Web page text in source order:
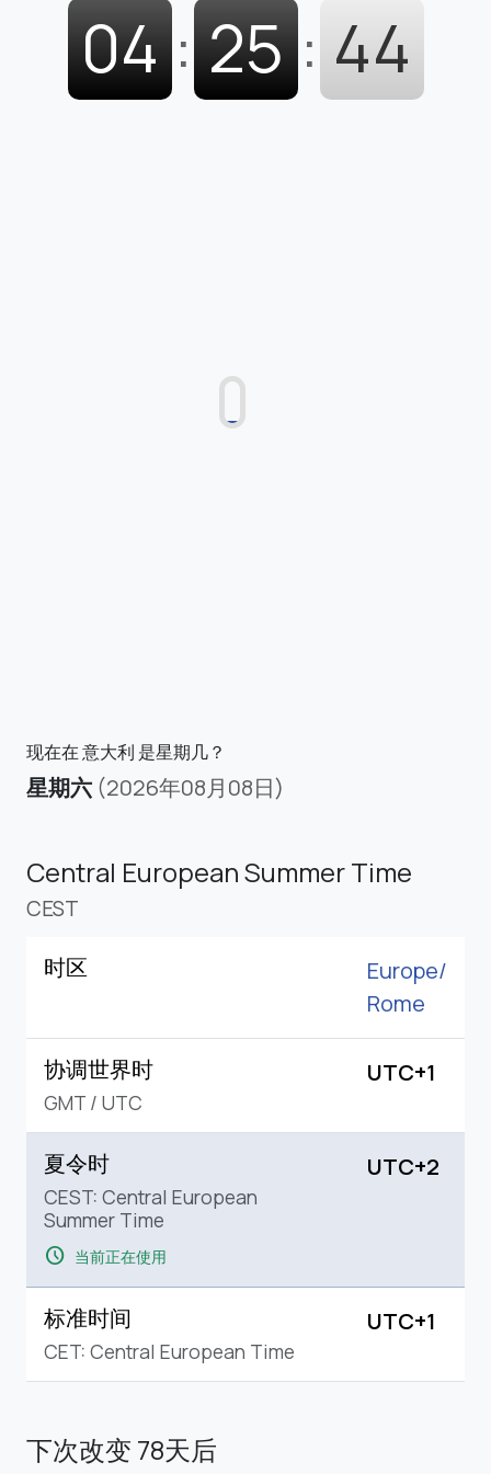
04 : 25 : 45
现在在 意大利 是星期几？
星期六 (2026年08月08日)
Central European Summer Time
CEST
时区
Europe/
Rome
协调世界时
GMT / UTC
UTC+1
夏令时
CEST: Central European
Summer Time
schedule 当前正在使用
UTC+2
标准时间
CET: Central European Time
UTC+1
下次改变 78天后